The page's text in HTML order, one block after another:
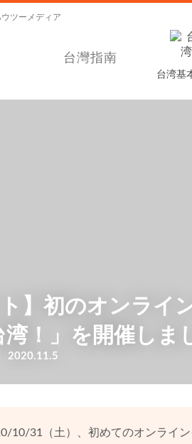
ツーメディア
台灣指南
台湾基
】初のオンライ
！」を開催しま
2020.11.5
10/31（土）、初めてのオンライ